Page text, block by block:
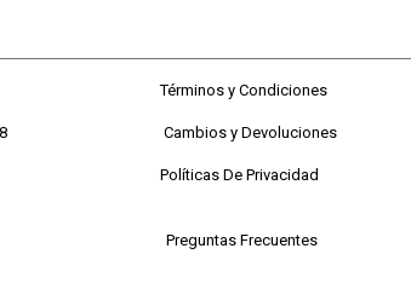
68#92-22Términos y Condiciones
Cambios y Devoluciones
a viernes Políticas De Privacidad
Sabados Preguntas Frecuentes